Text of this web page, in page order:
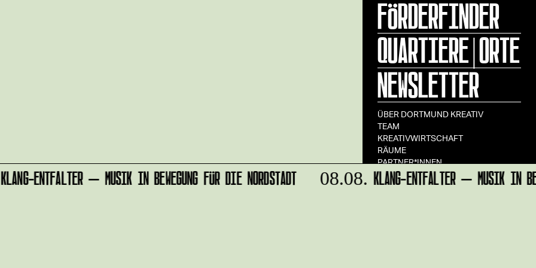
FÖRDERFINDER
QUARTIERE|ORTE
NEWSLETTER
ÜBER DORTMUND KREATIV
TEAM
KREATIVWIRTSCHAFT
RÄUME
PARTNER*INNEN
STADT DORTMUND
IMPRESSUM
ENTFALTER – MUSIK IN BEWEGUNG FÜR DIE NORDSTADT 08.08.KLANG-ENTFALTER – MUSIK IN